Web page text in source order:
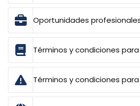
Oportunidades
Términos y condiciones
Términos y condiciones